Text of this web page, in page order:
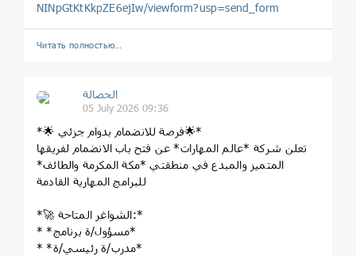
NINpGtKtKkpZE6ejIw/viewform?usp=send_form
Читать полностью…
الحصالة
05 July 2026 09:36
*🌟 فرصة للانضمام بدوام جزئي🌟*
تعلن شركة *عالم المهارات* عن فتح باب الانضمام لفريقها
المتميز والمبدع في منطقتي *مكة المكرمة والطائف*
للبرامج المهارية القادمة
*🚀 الشواغر المتاحة:*
* *مسؤول/ة برنامج*
* *مدرب/ة رئيسي/ة*